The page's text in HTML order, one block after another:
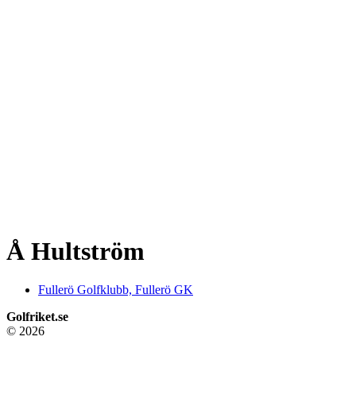
Å Hultström
Fullerö Golfklubb, Fullerö GK
Golfriket.se
© 2026